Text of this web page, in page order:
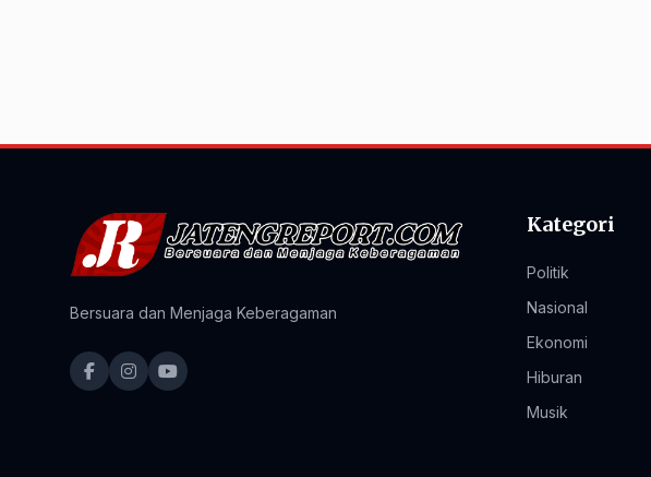
Bersuara dan Menjaga Keberagaman
Kategori
Politik
Nasional
Ekonomi
Hiburan
Musik